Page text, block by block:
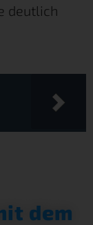
deutlich
dem